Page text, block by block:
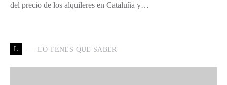
del precio de los alquileres en Cataluña y…
L LO TENES QUE SABER